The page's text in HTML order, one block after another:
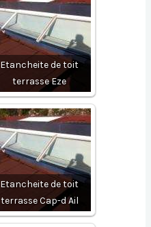
Etancheite de toit
terrasse Eze
Etancheite de toit
terrasse Cap-d Ail